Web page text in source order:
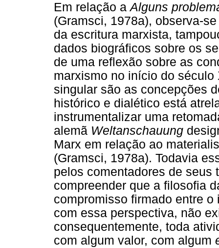
Em relação aAlguns
(Gramsci, 1978a), observa-
da escritura marxista,
dados biográficos sobre os
de uma reflexão sobre as
marxismo no início do
singular são as concepções
histórico e dialético está
instrumentalizar uma
alemã Weltanschauung
Marx em relação ao
(Gramsci, 1978a). Todavia
pelos comentadores de seus
compreender que a filosofia
compromisso firmado entre
com essa perspectiva, não
consequentemente, toda
com algum valor, com algum